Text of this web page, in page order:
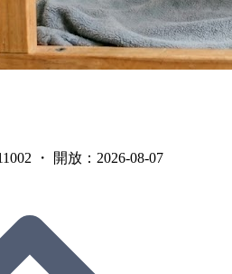
・ 開放：2026-08-07